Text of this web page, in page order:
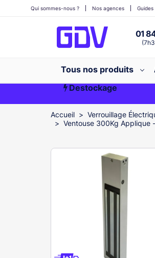
01
Qui sommes-nous ? Nos agences Guides
Tous nos produits
Destockage
Accueil Verrouillage
Ventouse 300Kg Applique